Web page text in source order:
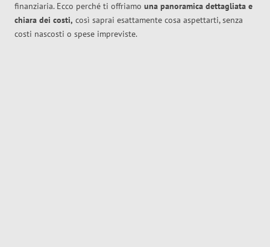
finanziaria. Ecco perché ti offriamo una panoramica dettagliata e
chiara dei costi, così saprai esattamente cosa aspettarti, senza
costi nascosti o spese impreviste.